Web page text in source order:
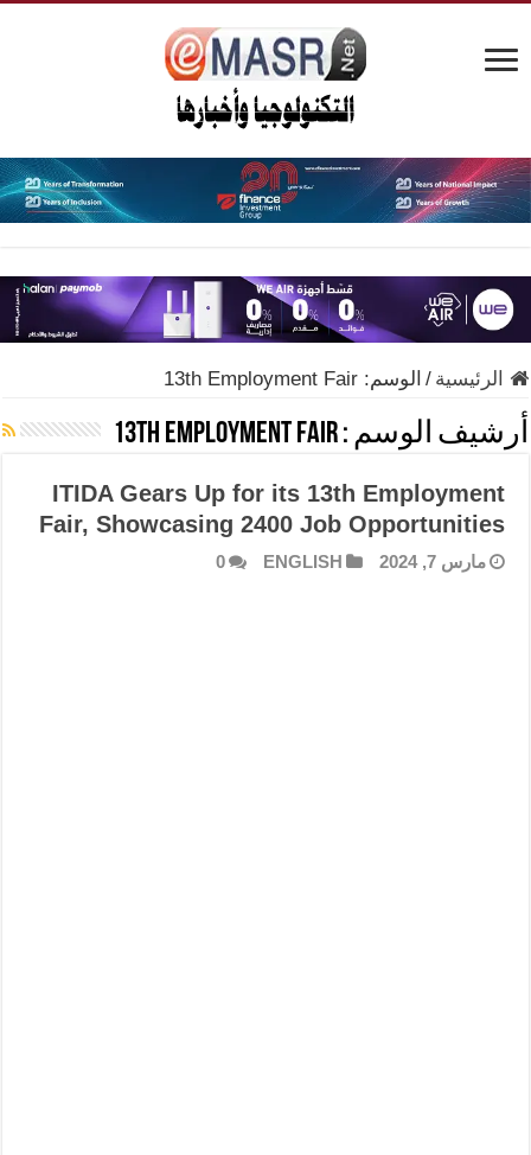
الرئيسية / الوسم:13th Employment Fair
أرشيف الوسم :13th Employment Fair
ITIDA Gears Up for its 13th Employment
Fair, Showcasing 2400 Job Opportunities
مارس 7, 2024 ENGLISH
0